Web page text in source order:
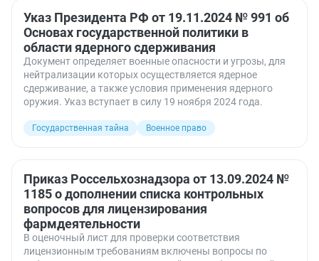
Указ Президента РФ от 19.11.2024 № 991 об
Основах государственной политики в
области ядерного сдерживания
Документ определяет военные опасности и угрозы, для
нейтрализации которых осуществляется ядерное
сдерживание, а также условия применения ядерного
оружия. Указ вступает в силу 19 ноября 2024 года.
Государственная тайна Военное право
Приказ Россельхознадзора от 13.09.2024 №
1185 о дополнении списка контрольных
вопросов для лицензирования
фармдеятельности
В оценочный лист для проверки соответствия
лицензионным требованиям включены вопросы по